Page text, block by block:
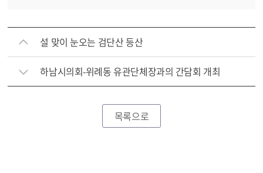
설 맞이 눈오는 검단산 등산
하남시의회-위례동 유관단체장과의 간담회 개최
목록으로